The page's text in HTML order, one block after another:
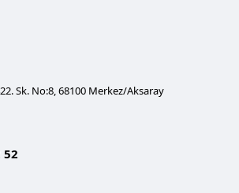
Sk. No:8, 68100 Merkez/Aksaray
52